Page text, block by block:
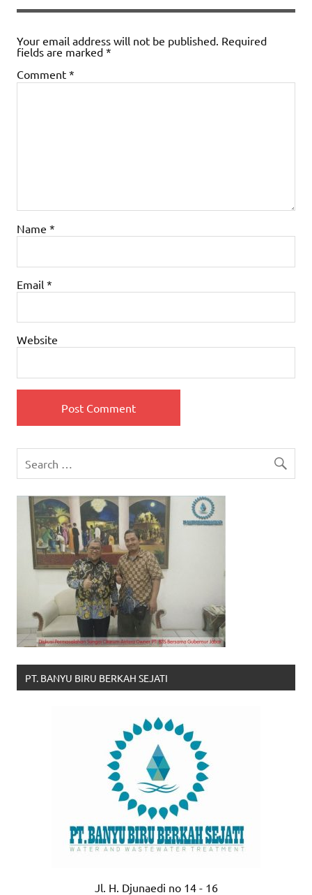
Your email address will not be published. Required
fields are marked *
Comment *
Name *
Email *
Website
PT. BANYU BIRU BERKAH SEJATI
Jl. H. Djunaedi no 14 - 16